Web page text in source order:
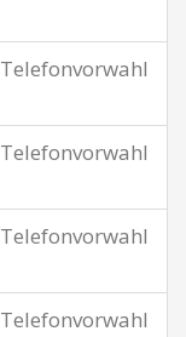
Telefonvorwahl
Telefonvorwahl
Telefonvorwahl
Telefonvorwahl